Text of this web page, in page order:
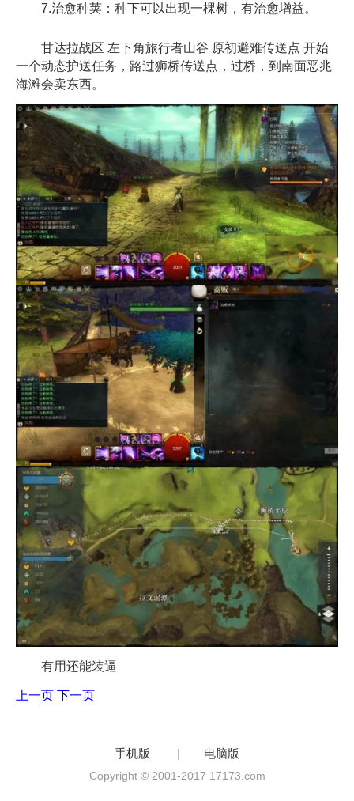
7.治愈种荚：种下可以出现一棵树，有治愈增益。
甘达拉战区 左下角旅行者山谷 原初避难传送点 开始
一个动态护送任务，路过狮桥传送点，过桥，到南面恶兆
海滩会卖东西。
有用还能装逼
上一页 下一页
手机版 | 电脑版
Copyright © 2001-2017 17173.com